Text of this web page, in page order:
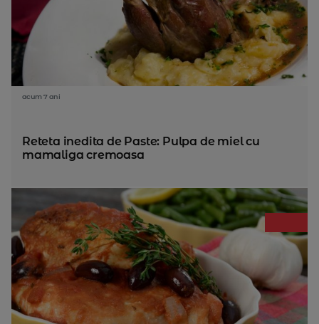
acum 7 ani
Reteta inedita de Paste: Pulpa de miel cu
mamaliga cremoasa